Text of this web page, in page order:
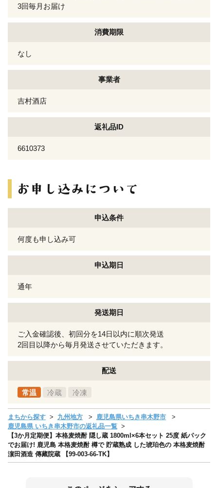
3回毎月お届け
消費期限
なし
事業者
吉村酒店
返礼品ID
6610373
申込条件
何度も申し込み可
申込期日
通年
発送期日
ご入金確認後、初回分を14日以内に順次発送
2回目以降から毎月発送させていただきます。
配送
常温 冷蔵 冷凍
まちから探す 九州地方
鹿児島県いちき串木野市
鹿児島県 いちき串木野市の返礼品一覧
【3か月定期便】本格麦焼酎 隠し蔵 1800ml×6本セット 25度 紙パック
でお届け! 鹿児島 本格麦焼酎 樽で 貯蔵熟成 した琥珀色の 本格麦焼酎
濵田酒造 傳藏院蔵 【99-003-66-TK】